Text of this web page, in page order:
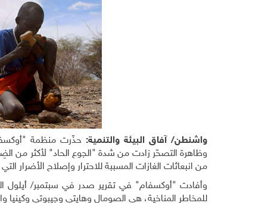
واشنطن/آفاق البيئة والتنمية: حذّرت منظمة
وظاهرة التصحّر زادت من شدة "الجوع الحاد" لأكثر من
من انبعاثات الغازات المسببة للاحترار وإصلاح الأضرار
للمخاطر المناخية، هي الصومال وهايتي وجيبوتي وكينيا